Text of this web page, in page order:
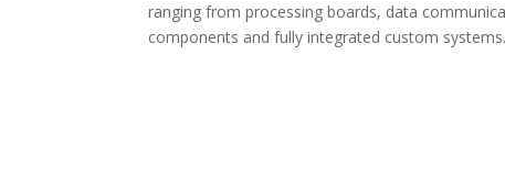
ranging from processing boards, data
components and fully integrated custom